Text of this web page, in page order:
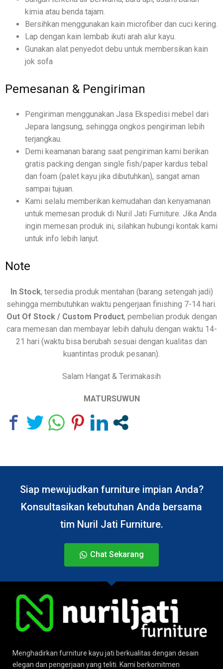
kimia atau benda tajam.
Bersihkan menggunakan kain microfiber dan cuci kering.
Lap dengan kain lembab ikuti arah alur kayu.
Gunakan alat penyedot debu untuk membersikan kain
jok sofa
Pemesanan & Pengiriman
Pengiriman menggunakan Jasa Ekspedisi mebel dari
Jepara langsung, sehingga ongkos pengiriman lebih
terjangkau.
Demi keamanan barang saat pengiriman kami berikan
gratis packing dengan single fish/paper kardus tebal
dan foam (palet kayu jika dibutuhkan), sangat aman
sampai tujuan.
Kami selalu memberikan kemudahan dan kenyamanan
untuk memesan produk di Nuril Jati Furniture. Jika Anda
ingin memesan produk ini, silahkan hubungi kontak kami
untuk info lebih lanjut.
Note
In Stock, tersedia produk mentahan (barang setengah jadi)
sehingga membutuhkan waktu pengerjaan finishing 7-14 hari.
Out Of Stock / Custom Product, pembelian produk dengan
cara memesan dan membayar lebih dahulu dengan waktu 14-
21 hari (waktu bisa berubah sesuai dengan kualitas dan
kuantintas produk pesanan).
Salam Hangat & Terimakasih
MATURSUWUN
Siap mewujudkan furniture impian Anda?
Konsultasikan kebutuhan Anda bersama
tim Nuril Jati Furniture.
Chat Sekarang
Menghadirkan furniture kayu jati berkualitas dengan desain
elegan dan pengerjaan yang teliti. Kami berkomitmen